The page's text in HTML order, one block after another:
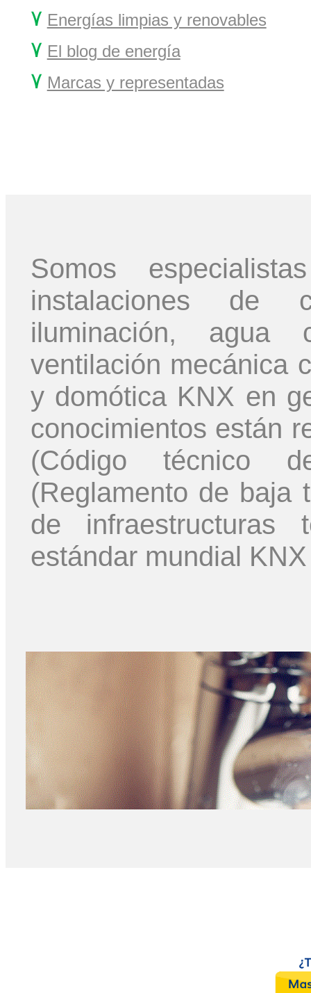
۷ Energías limpias y renovables
۷ El blog de energía
۷ Marcas y representadas
Somos
instalaciones de
iluminación, agua
ventilación mecánica
y domótica KNX en
conocimientos están
(Código técnico
(Reglamento de baja
de infraestructuras
estándar mundial